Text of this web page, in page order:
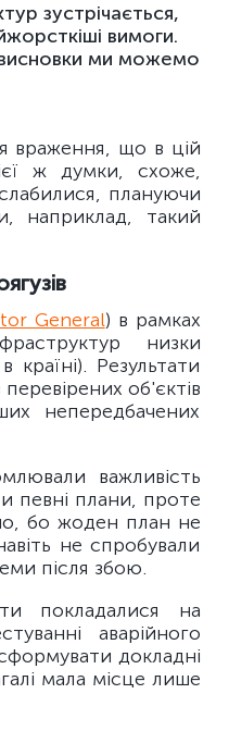
зустрічається,
вимоги.
висновки ми можемо
враження, що в цій
ж думки, схоже,
плануючи
наприклад, такий
General) в рамках
низки
країні). Результати
об'єктів
непередбачених
важливість
певні плани, проте
бо жоден план не
не спробували
після збою.
покладалися на
аварійного
докладні
мала місце лише